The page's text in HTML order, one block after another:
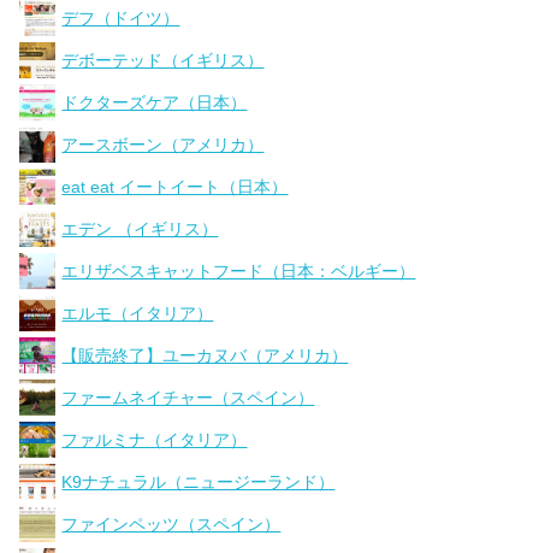
デフ（ドイツ）
デボーテッド（イギリス）
ドクターズケア（日本）
アースボーン（アメリカ）
eat eat イートイート（日本）
エデン （イギリス）
エリザベスキャットフード（日本：ベルギー）
エルモ（イタリア）
【販売終了】ユーカヌバ（アメリカ）
ファームネイチャー（スペイン）
ファルミナ（イタリア）
K9ナチュラル（ニュージーランド）
ファインペッツ（スペイン）